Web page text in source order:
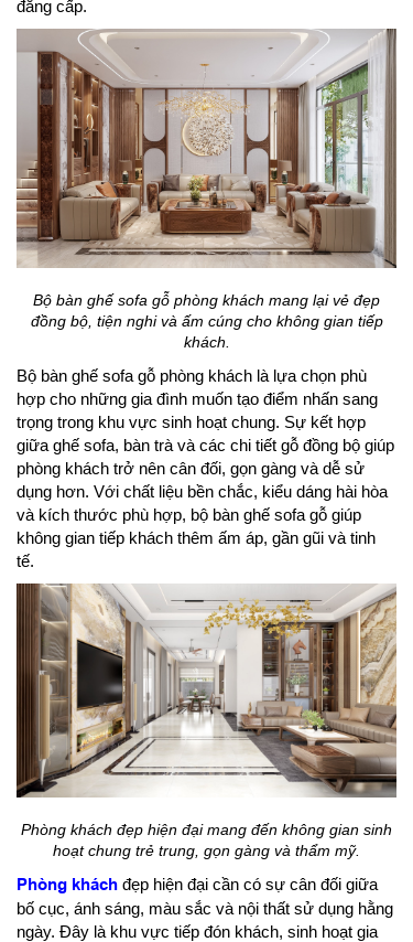
đẳng cấp.
Bộ bàn ghế sofa gỗ phòng khách mang lại vẻ đẹp
đồng bộ, tiện nghi và ấm cúng cho không gian tiếp
khách.
Bộ bàn ghế sofa gỗ phòng khách là lựa chọn phù
hợp cho những gia đình muốn tạo điểm nhấn sang
trọng trong khu vực sinh hoạt chung. Sự kết hợp
giữa ghế sofa, bàn trà và các chi tiết gỗ đồng bộ giúp
phòng khách trở nên cân đối, gọn gàng và dễ sử
dụng hơn. Với chất liệu bền chắc, kiểu dáng hài hòa
và kích thước phù hợp, bộ bàn ghế sofa gỗ giúp
không gian tiếp khách thêm ấm áp, gần gũi và tinh
tế.
Phòng khách đẹp hiện đại mang đến không gian sinh
hoạt chung trẻ trung, gọn gàng và thẩm mỹ.
Phòng khách đẹp hiện đại cần có sự cân đối giữa
bố cục, ánh sáng, màu sắc và nội thất sử dụng hằng
ngày. Đây là khu vực tiếp đón khách, sinh hoạt gia